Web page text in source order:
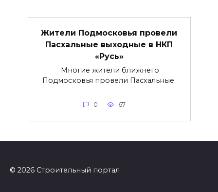
Жители Подмосковья провели
Пасхальные выходные в НКП
«Русь»
Многие жители ближнего
Подмосковья провели Пасхальные
0 67
© 2026 Строительный портал